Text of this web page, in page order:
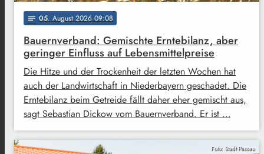
notes 05. August 2026 09:08
Bauernverband: Gemischte Erntebilanz, aber
geringer Einfluss auf Lebensmittelpreise
Die Hitze und der Trockenheit der letzten Wochen hat
auch der Landwirtschaft in Niederbayern geschadet. Die
Erntebilanz beim Getreide fällt daher eher gemischt aus,
sagt Sebastian Dickow vom Bauernverband. Er ist …
Foto: Stadt Passau